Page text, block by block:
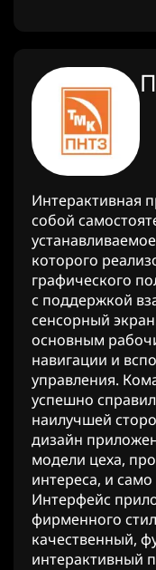
Интерактивная
собой
устанавливаемое на ПК,
которого
графического
с поддержкой взаимодействия через
сенсорный
основным
навигации и вспомогательными элементами
управления. Команда специалистов LikeVR
успешно
наилучшей стороны:
дизайн приложения,
модели цеха,
интереса, и
Интерфейс
фирменного
качественный,
интерактивный